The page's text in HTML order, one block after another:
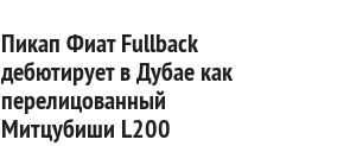
Пикап Фиат Fullback
дебютирует в Дубае как
перелицованный
Митцубиши L200